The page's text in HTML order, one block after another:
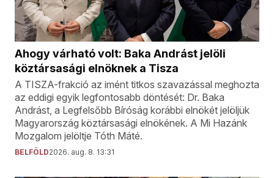
Ahogy várható volt: Baka Andrást jelöli
köztársasági elnöknek a Tisza
A TISZA-frakció az imént titkos szavazással meghozta
az eddigi egyik legfontosabb döntését: Dr. Baka
Andrást, a Legfelsőbb Bíróság korábbi elnökét jelöljük
Magyarország köztársasági elnökének. A Mi Hazánk
Mozgalom jelöltje Tóth Máté.
BELFÖLD2026. aug. 8. 13:31